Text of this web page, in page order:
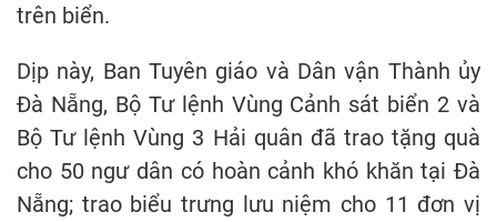
trên biển.
Dịp này, Ban Tuyên giáo và Dân vận Thành ủy
Đà Nẵng, Bộ Tư lệnh Vùng Cảnh sát biển 2 và
Bộ Tư lệnh Vùng 3 Hải quân đã trao tặng quà
cho 50 ngư dân có hoàn cảnh khó khăn tại Đà
Nẵng; trao biểu trưng lưu niệm cho 11 đơn vị